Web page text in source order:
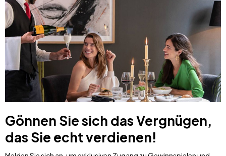
Gönnen Sie sich das Vergnügen,
das Sie echt verdienen!